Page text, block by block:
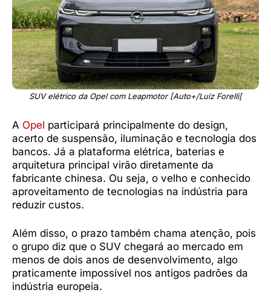
SUV elétrico da Opel com Leapmotor [Auto+/Luiz Forelli[
A Opel participará principalmente do design,
acerto de suspensão, iluminação e tecnologia dos
bancos. Já a plataforma elétrica, baterias e
arquitetura principal virão diretamente da
fabricante chinesa. Ou seja, o velho e conhecido
aproveitamento de tecnologias na indústria para
reduzir custos.
Além disso, o prazo também chama atenção, pois
o grupo diz que o SUV chegará ao mercado em
menos de dois anos de desenvolvimento, algo
praticamente impossível nos antigos padrões da
indústria europeia.